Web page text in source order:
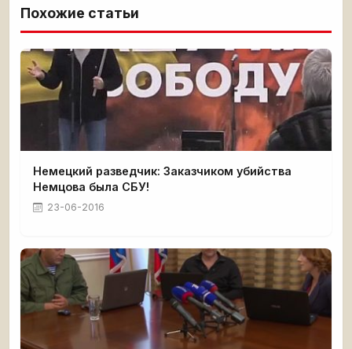
Похожие статьи
Немецкий разведчик: Заказчиком убийства
Немцова была СБУ!
23-06-2016